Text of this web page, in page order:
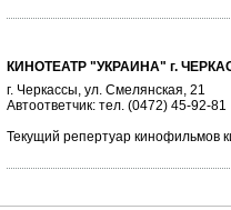
КИНОТЕАТР "УКРАИНА" г.
г. Черкассы, ул. Смелянская, 21
Автоответчик: тел. (0472) 45-92-81
Текущий репертуар кинофильмов